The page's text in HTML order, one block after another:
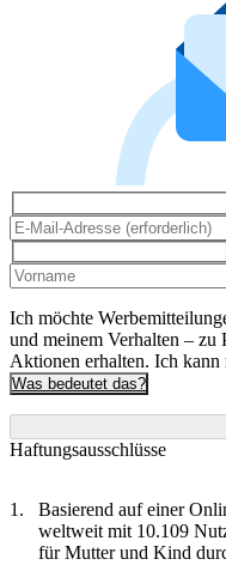
Ich möchte
und meinem Verhalten – zu
Aktionen erhalten. Ich kann
Was bedeutet das?
Haftungsausschlüsse
Basierend auf einer
weltweit mit 10.109
für Mutter und Kind